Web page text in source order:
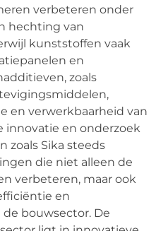
verbeteren onder
hechting van
kunststoffen vaak
en
zoals
en verwerkbaarheid van
innovatie en onderzoek
zoals Sika steeds
die niet alleen de
verbeteren, maar ook
en
bouwsector. De